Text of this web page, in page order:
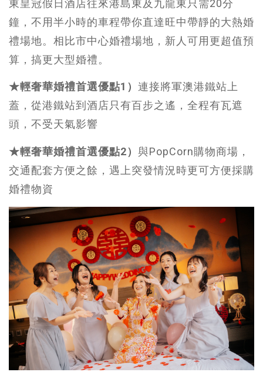
東皇冠假日酒店往來港島東及九龍東只需20分
鐘，不用半小時的車程帶你直達旺中帶靜的大熱婚
禮場地。相比市中心婚禮場地，新人可用更超值預
算，搞更大型婚禮。
★輕奢華婚禮首選優點1） 連接將軍澳港鐵站上
蓋，從港鐵站到酒店只有百步之遙，全程有瓦遮
頭，不受天氣影響
★輕奢華婚禮首選優點2） 與PopCorn購物商場，
交通配套方便之餘，遇上突發情況時更可方便採購
婚禮物資